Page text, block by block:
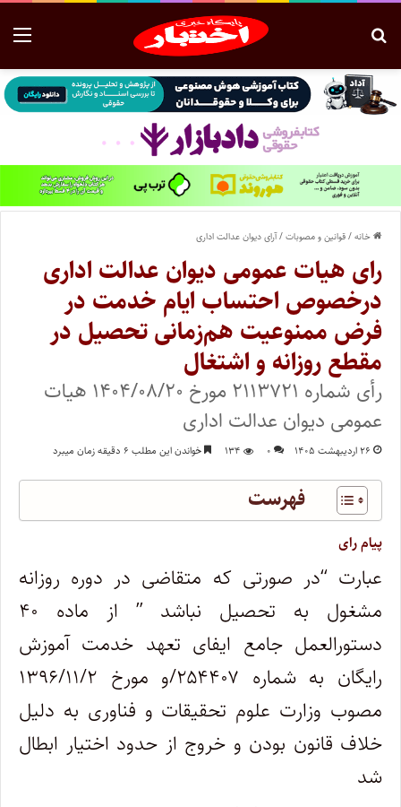
خانه/قوانین و مصوبات/آرای دیوان عدالت اداری
رای هیات عمومی دیوان عدالت اداری
درخصوص احتساب ایام خدمت در
فرض ممنوعیت هم‌زمانی تحصیل در
مقطع روزانه و اشتغال
رأی شماره ۲۱۱۳۷۲۱ مورخ ۱۴۰۴/۰۸/۲۰ هیات
عمومی دیوان عدالت اداری
۲۶ اردیبهشت ۱۴۰۵ ۰ ۱۳۴ خواندن این مطلب ۶ دقیقه زمان میبرد
فهرست
پیام رای
عبارت “در صورتی که متقاضی در دوره روزانه
مشغول به تحصیل نباشد ” از ماده ۴۰
دستورالعمل جامع ایفای تعهد خدمت آموزش
رایگان به شماره ۲۵۴۴۰۷/و مورخ ۱۳۹۶/۱۱/۲
مصوب وزارت علوم تحقیقات و فناوری به دلیل
خلاف قانون بودن و خروج از حدود اختیار ابطال
شد